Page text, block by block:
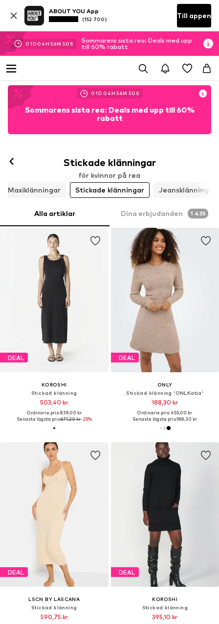
ABOUT YOU App
(152 700) Till appen
01D 04H 56M 48 S
Sommarens sista rea: Deals med upp
till 60% rabatt
01D 04H 56M 48 S
Sommarens sista rea: Deals med upp till 60%
rabatt
Stickade klänningar
för kvinnor på rea
Maxiklänningar
Stickade klänningar Jeansklänningar
Alla artiklar Dina erbjudanden 1 435
DEAL
KOROSHI
Stickad klänning
503,40 kr
Ordinarie pris: 839,00 kr
Senaste lägsta pris:671,20 kr-25%
DEAL
ONLY
Stickad klänning 'ONLKatia'
188,30 kr
Ordinarie pris: 455,00 kr
Senaste lägsta pris:188,30 kr
DEAL
LSCN BY LASCANA
Stickad klänning
590,75 kr
DEAL
KOROSHI
Stickad klänning
395,10 kr